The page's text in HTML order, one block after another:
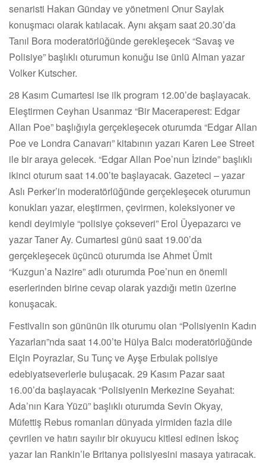
senaristi Hakan Günday ve yönetmeni Onur Saylak
konuşmacı olarak katılacak. Aynı akşam saat 20.30’da
Tanıl Bora moderatörlüğünde gerekleşecek “Savaş ve
Polisiye” başlıklı oturumun konuğu ise ünlü Alman yazar
Volker Kutscher.
28 Kasım Cumartesi ise ilk program 12.00’de başlayacak.
Eleştirmen Ceyhan Usanmaz “Bir Maceraperest: Edgar
Allan Poe” başlığıyla gerçekleşecek oturumda “Edgar Allan
Poe ve Londra Canavarı” kitabının yazarı Karen Lee Street
ile bir araya gelecek. “Edgar Allan Poe’nun İzinde” başlıklı
ikinci oturum saat 14.00’te başlayacak. Gazeteci – yazar
Aslı Perker’in moderatörlüğünde gerçekleşecek oturumun
konukları yazar, eleştirmen, çevirmen, koleksiyoner ve
kendi deyimiyle “polisiye çokseveri” Erol Üyepazarcı ve
yazar Taner Ay. Cumartesi günü saat 19.00’da
gerçekleşecek üçüncü oturumda ise Ahmet Ümit
“Kuzgun’a Nazire” adlı oturumda Poe’nun en önemli
eserlerinden birine cevap olarak yazdığı metin üzerine
konuşacak.
Festivalin son gününün ilk oturumu olan “Polisiyenin Kadın
Yazarları”nda saat 14.00’te Hülya Balcı moderatörlüğünde
Elçin Poyrazlar, Su Tunç ve Ayşe Erbulak polisiye
edebiyatseverlerle buluşacak. 29 Kasım Pazar saat
16.00’da başlayacak “Polisiyenin Merkezine Seyahat:
Ada’nın Kara Yüzü” başlıklı oturumda Sevin Okyay,
Müfettiş Rebus romanları dünyada yirmiden fazla dile
çevrilen ve hatırı sayılır bir okuyucu kitlesi edinen İskoç
yazar Ian Rankin’le Britanya polisiyesini masaya yatıracak.